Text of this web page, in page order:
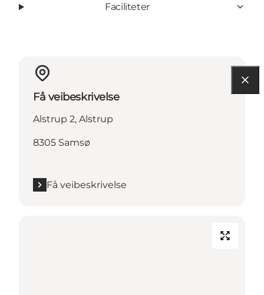
Faciliteter
Få veibeskrivelse
Alstrup 2, Alstrup
8305 Samsø
Få veibeskrivelse